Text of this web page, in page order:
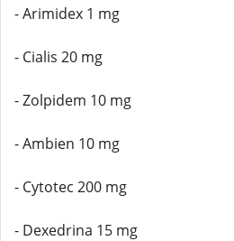
- Arimidex 1 mg
- Cialis 20 mg
- Zolpidem 10 mg
- Ambien 10 mg
- Cytotec 200 mg
- Dexedrina 15 mg